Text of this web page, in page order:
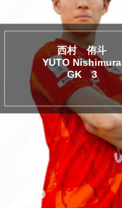
西田幸太郎
KOUTARO Nishida
FP 4